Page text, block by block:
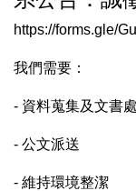
https://forms.gle/
我們需要：
- 資料蒐集及文書
- 公文派送
- 維持環境整潔